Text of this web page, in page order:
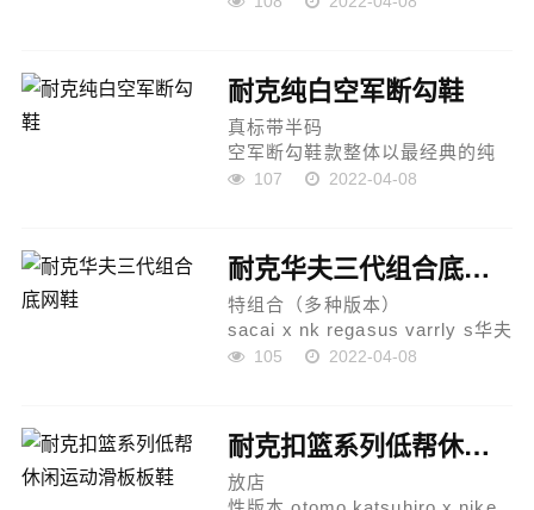
耐克纯白空军断勾鞋
真标带半码
空军断勾鞋款整体以最经典的纯
白 air force 1 为设计蓝本，并融
睛的当属鞋身中部的 swoosh 设
计，灰色的翻...
107 2022-04-08
耐克华夫三代组合底网鞋
特组合（多种版本）
sacai x nk regasus varrly s华夫
三代3.0走秀 重磅联名 合作款#正
家五层分离组合底#原厂网纱...
105 2022-04-08
耐克扣篮系列低帮休闲运动滑板板鞋
放店